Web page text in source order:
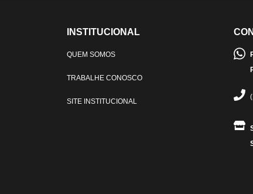
INSTITUCIONAL
QUEM SOMOS
TRABALHE CONOSCO
SITE INSTITUCIONAL